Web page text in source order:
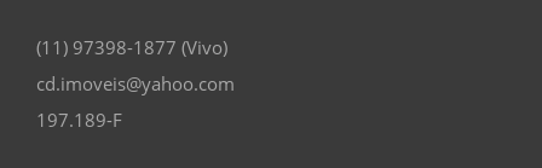
(11) 97398-1877 (Vivo)
cd.imoveis@yahoo.com
197.189-F